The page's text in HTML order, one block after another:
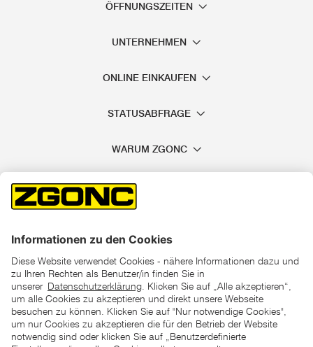
ÖFFNUNGSZEITEN
UNTERNEHMEN
ONLINE EINKAUFEN
STATUSABFRAGE
WARUM ZGONC
*der "statt"-Preis ist der niedrigste von uns in den letzten 30
Tagen vor Beginn dieser Aktion verlangte Preis